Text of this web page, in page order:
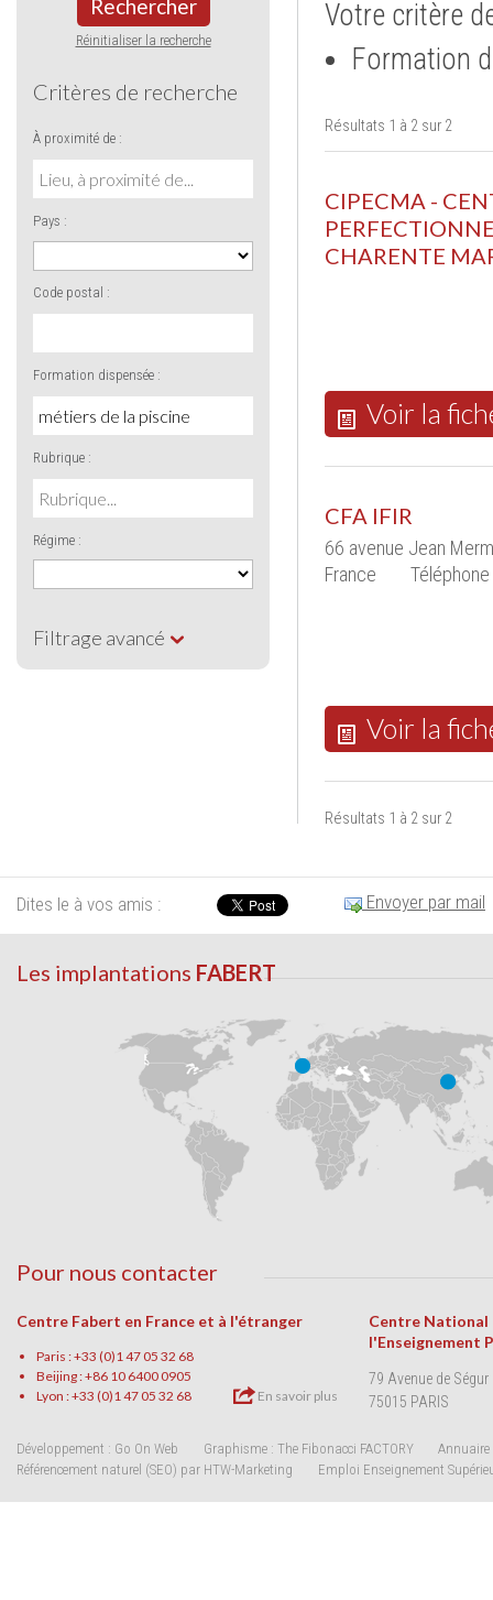
Rechercher
Réinitialiser la recherche
Critères de recherche
À proximité de :
Pays :
Code postal :
Formation dispensée :
Rubrique :
Régime :
Filtrage avancé
Votre critère
Formation
Résultats 1 à 2 sur 2
CIPECMA -
CHARENTE
Voir la
CFA IFIR
66 avenue Jean
France
Voir la
Résultats 1 à 2 sur 2
Dites le à vos amis : Envoyer par mail
Les implantations FABERT
Pour nous contacter
Centre Fabert en France et à l'étranger
Paris : +33 (0)1 47 05 32 68
Beijing : +86 10 6400 0905
Lyon : +33 (0)1 47 05 32 68
En savoir plus
Centre National
l'Enseignement
79 Avenue de Ségur
75015 PARIS
Développement : Go On Web Graphisme : The Fibonacci FACTORY
Annuaire
Référencement naturel (SEO) par HTW-Marketing
Emploi Enseignement